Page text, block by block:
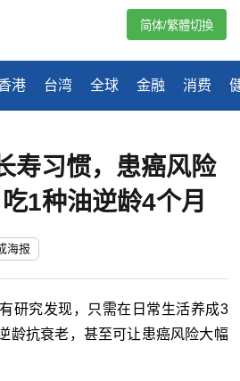
港 台湾 全球 金融 消费
简体/繁體切換
寿习惯，患癌风险
1种油逆龄4个月
海报
研究发现，只需在日常生活养成3
龄抗衰老，甚至可让患癌风险大幅